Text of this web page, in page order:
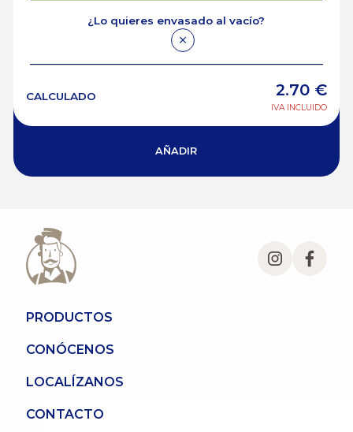
¿Lo quieres envasado al vacío?
CALCULADO 2.70 €
IVA INCLUIDO
AÑADIR
PRODUCTOS
CONÓCENOS
LOCALÍZANOS
CONTACTO